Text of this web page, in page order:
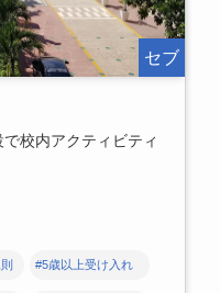
セブ
校内アクティビティ
#5歳以上受け入れ